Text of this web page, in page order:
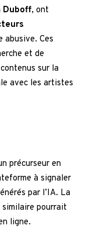
Duboff, ont
abusive. Ces
et de
sur la
avec les artistes
précurseur en
à signaler
par l’IA. La
similaire pourrait
ligne.